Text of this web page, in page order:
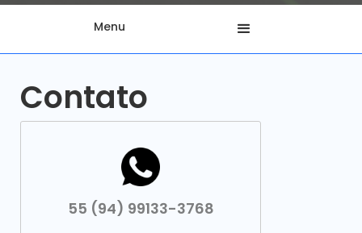
Menu
Contato
55 (94) 99133-3768